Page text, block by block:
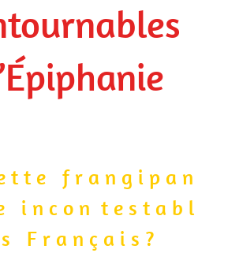
t t e f r a n g i p a n
i n c o n t e s t a b l
F r a n ç a i s ?